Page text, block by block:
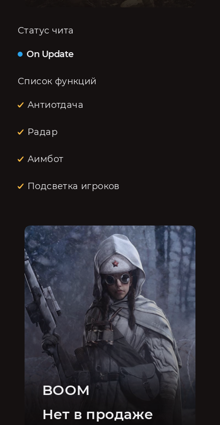
Статус чита
On Update
Список функций
Антиотдача
Радар
Аимбот
Подсветка игроков
BOOM
Нет в продаже